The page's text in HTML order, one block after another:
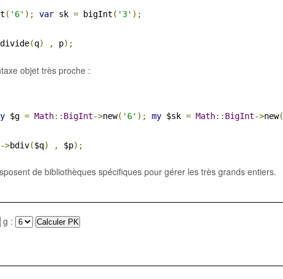
( '6' ); var sk = bigInt ( '3' );
divide(q) , p);
objet très proche :
$g = Math:: BigInt->new( '6' ); my $sk = Math:: BigInt->new(
>bdiv($q) , $p);
de bibliothèques spécifiques pour gérer les très grands entiers.
g :